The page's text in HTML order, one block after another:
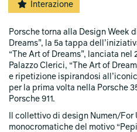
Interazione
Porsche torna alla Design Week
Dreams”, la 5a tappa
“The Art of Dreams”, lanciata nel
Palazzo Clerici, “The Art of
e ripetizione ispirandosi
per la prima volta nella Porsche
Porsche 911.
Il collettivo di design Numen/
monocromatiche del motivo